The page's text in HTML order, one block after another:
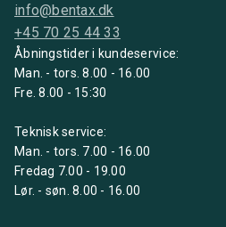
info@bentax.dk
+45 70 25 44 33
Åbningstider i kundeservice:
Man. - tors. 8.00 - 16.00
Fre. 8.00 - 15:30
Teknisk service:
Man. - tors. 7.00 - 16.00
Fredag 7.00 - 19.00
Lør. - søn. 8.00 - 16.00